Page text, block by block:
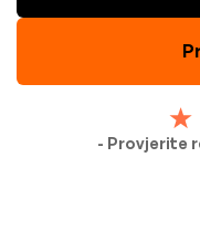
- Provjerite